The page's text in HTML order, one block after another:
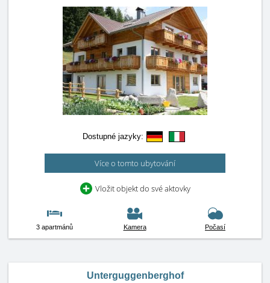
Dostupné jazyky:
Více o tomto ubytování
Vložit objekt do své aktovky
3 apartmánů Kamera Počasí
Unterguggenberghof